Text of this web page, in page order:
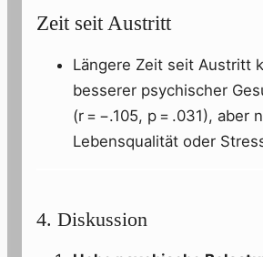
Zeit seit Austritt
Längere Zeit seit Austritt
besserer psychischer
(r = −.105, p = .031), aber
Lebensqualität oder
4. Diskussion